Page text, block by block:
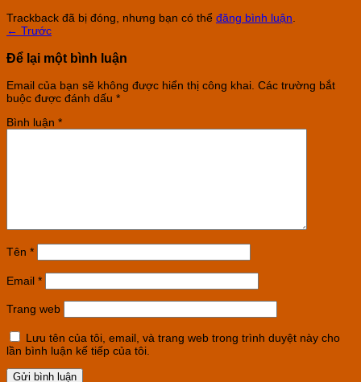
Trackback đã bị đóng, nhưng bạn có thể đăng bình luận.
← Trước
Để lại một bình luận
Email của bạn sẽ không được hiển thị công khai. Các trường bắt
buộc được đánh dấu *
Bình luận *
Tên *
Email *
Trang web
Lưu tên của tôi, email, và trang web trong trình duyệt này cho
lần bình luận kế tiếp của tôi.